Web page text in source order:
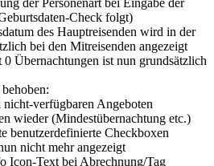
Check folgt)
des Hauptreisenden wird in der
bei den Mitreisenden angezeigt
0 Übernachtungen ist nun grundsätzlich
nicht-verfügbaren Angeboten
wieder (Mindestübernachtung etc.)
benutzerdefinierte Checkboxen
nicht mehr angezeigt
Icon-Text bei Abrechnung/Tag